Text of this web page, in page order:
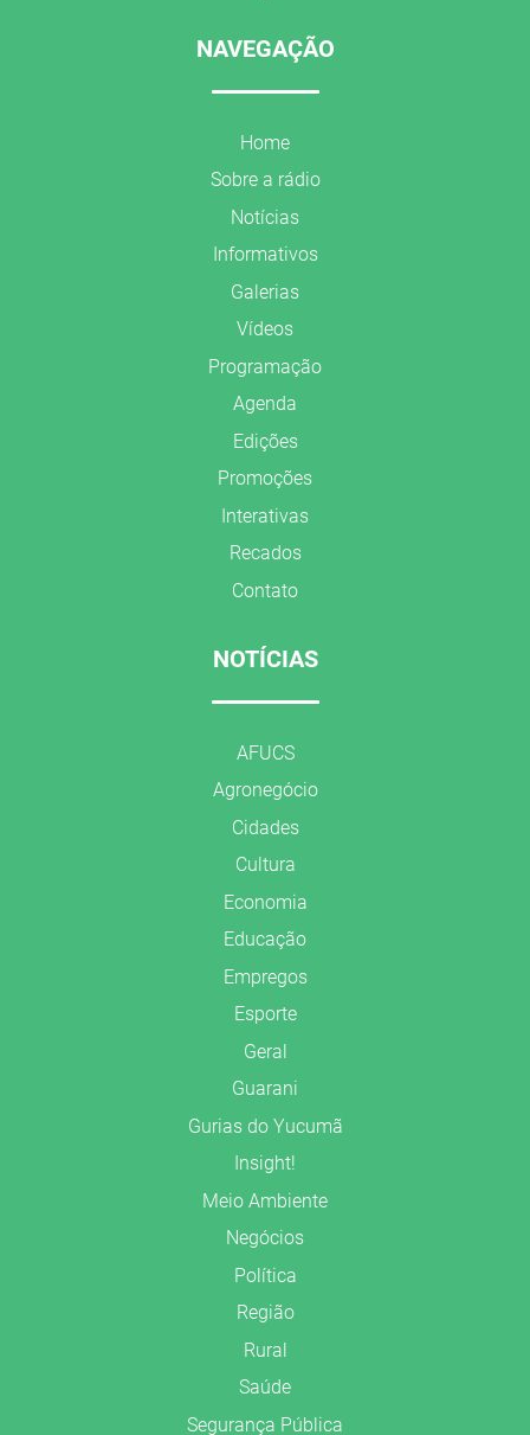
NAVEGAÇÃO
Home
Sobre a rádio
Notícias
Informativos
Galerias
Vídeos
Programação
Agenda
Edições
Promoções
Interativas
Recados
Contato
NOTÍCIAS
AFUCS
Agronegócio
Cidades
Cultura
Economia
Educação
Empregos
Esporte
Geral
Guarani
Gurias do Yucumã
Insight!
Meio Ambiente
Negócios
Política
Região
Rural
Saúde
Segurança Pública